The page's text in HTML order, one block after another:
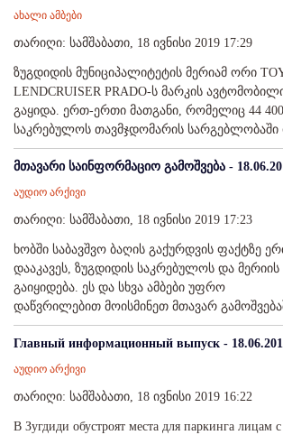
ახალი ამბები
თარიღი: სამშაბათი, 18 ივნისი 2019 17:29
ზუგდიდის მუნიციპალიტეტის მერიამ ორი
LENDCRUISER PRADO-ს მარკის
გაყიდა. ერთ-ერთი მათგანი, რომელიც 44
საკრებულოს თავმჯდომარის სარგებლობაში
მთავარი საინფორმაციო გამოშვება -
აუდიო არქივი
თარიღი: სამშაბათი, 18 ივნისი 2019 17:23
ხობში საბავშვო ბაღის გაქურდვის ფაქტზე
დააკავეს, ზუგდიდის საკრებულოს და მერიის
გაიყიდება. ეს და სხვა ამბები უფრო
დაწვრილებით მოისმინეთ მთავარ
Главный информационный выпуск -
აუდიო არქივი
თარიღი: სამშაბათი, 18 ივნისი 2019 16:22
В Зугдиди обустроят места для паркинга лицам